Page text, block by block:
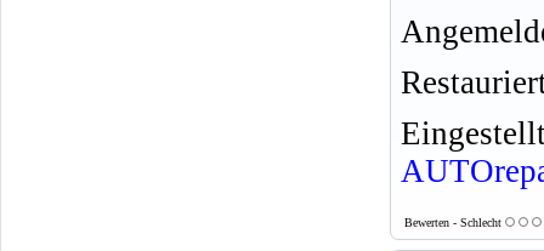
Bewerten - Schlecht